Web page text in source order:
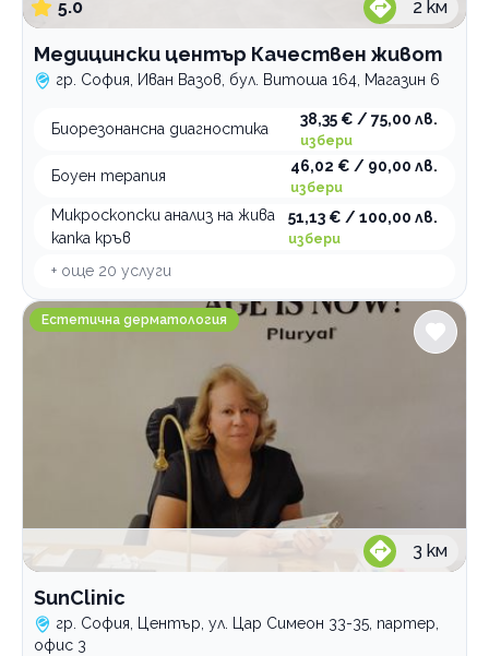
5.0 2 км
Медицински център Качествен живот
гр. София, Иван Вазов, бул. Витоша 164, Магазин 6
Биорезонансна диагностика
38,35 € / 75,00 лв.
избери
Боуен терапия
46,02 € / 90,00 лв.
избери
Микроскопски анализ на жива
капка кръв
51,13 € / 100,00 лв.
избери
+ още 20 услуги
SunClinic
Естетична дерматология
3 км
SunClinic
гр. София, Център, ул. Цар Симеон 33-35, партер,
офис 3